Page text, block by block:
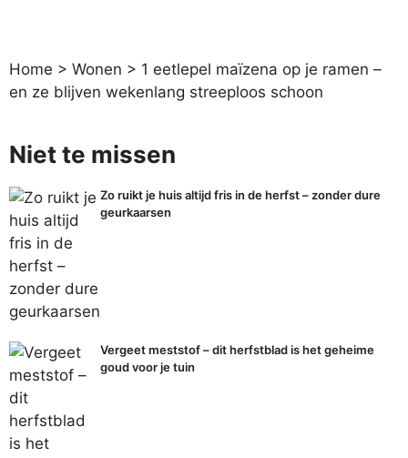
Home > Wonen > 1 eetlepel maïzena op je ramen –
en ze blijven wekenlang streeploos schoon
Niet te missen
Zo ruikt je huis altijd fris in de herfst – zonder dure
geurkaarsen
Vergeet meststof – dit herfstblad is het geheime
goud voor je tuin